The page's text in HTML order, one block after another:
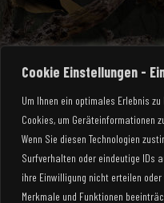
Cookie Einstellungen -
Um Ihnen ein optimales Erlebnis
Cookies, um Geräteinformationen
Wenn Sie diesen Technologien
Surfverhalten oder eindeutige IDs
ihre Einwilligung nicht erteilen
Merkmale und Funktionen
© 2025 Waffen
Mein Konto